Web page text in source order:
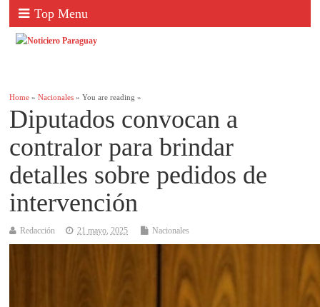
Top Menu
Home »Nacionales » You are reading »
Diputados convocan a
contralor para brindar
detalles sobre pedidos de
intervención
Redacción 21 mayo, 2025 Nacionales